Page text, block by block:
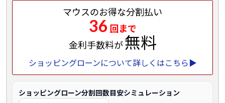
マウスのお得な分割払い
36 回まで
金利手数料が無料
ショッピングローンについて詳しくはこちら▶
ショッピングローン分割回数目安シミュレーション